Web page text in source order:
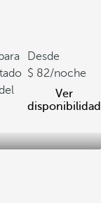
Desde
82/noche
Ver
disponibilidad